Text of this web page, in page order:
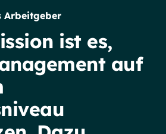
Arbeitgeber
ist es,
auf